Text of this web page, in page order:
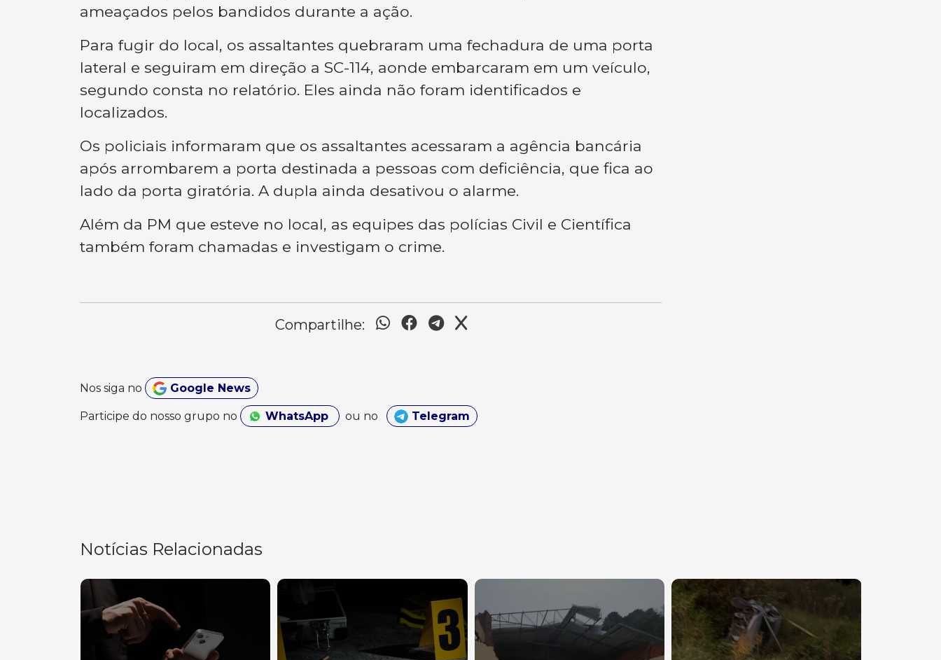
ameaçados pelos bandidos durante a ação.
Para fugir do local, os assaltantes quebraram uma fechadura de uma porta
lateral e seguiram em direção a SC-114, aonde embarcaram em um veículo,
segundo consta no relatório. Eles ainda não foram identificados e
localizados.
Os policiais informaram que os assaltantes acessaram a agência bancária
após arrombarem a porta destinada a pessoas com deficiência, que fica ao
lado da porta giratória. A dupla ainda desativou o alarme.
Além da PM que esteve no local, as equipes das polícias Civil e Científica
também foram chamadas e investigam o crime.
Compartilhe:
Nos siga no Google News
Participe do nosso grupo no WhatsApp ou no Telegram
Notícias Relacionadas